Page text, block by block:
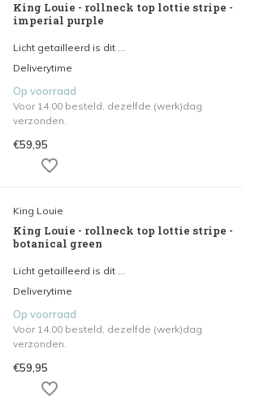
King Louie - rollneck top lottie stripe -
imperial purple
Licht getailleerd is dit ...
Deliverytime
Op voorraad
Voor 14.00 besteld, dezelfde (werk)dag
verzonden.
€59,95
King Louie
King Louie - rollneck top lottie stripe -
botanical green
Licht getailleerd is dit ...
Deliverytime
Op voorraad
Voor 14.00 besteld, dezelfde (werk)dag
verzonden.
€59,95